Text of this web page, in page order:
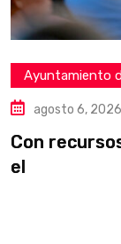
Ayuntamiento
agosto 6, 2026
Con
el